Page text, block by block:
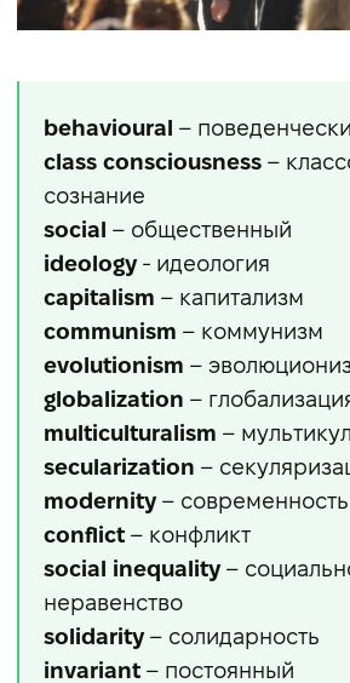
behavioural –
class consciousness –
сознание
social – общественный
ideology- идеология
capitalism – капитализм
communism – коммунизм
evolutionism –
globalization –
multiculturalism –
secularization –
modernity– современность
conflict – конфликт
social inequality–
неравенство
solidarity– солидарность
invariant – постоянный